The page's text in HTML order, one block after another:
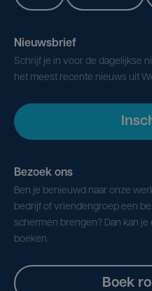
Nieuwsbrief
Schrijf je in voor de dagelijkse
het meest recente nieuws uit
Bezoek ons
Ben je benieuwd naar onze
bedrijf of vriendengroep een
schermen brengen? Dan kan
boeken.
Boek